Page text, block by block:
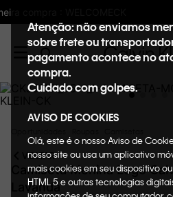
Atenção: não enviamos
sobre frete ou
pagamento acontece no
compra.
Cuidado com golpes.
AVISO DE COOKIES
Olá, este é o nosso Aviso de
nosso site ou usa um aplicativo
mais cookies em seu dispositivo
HTML 5 e outras tecnologias
VOLTAR
Camiseta Menina Logo
Lavanda